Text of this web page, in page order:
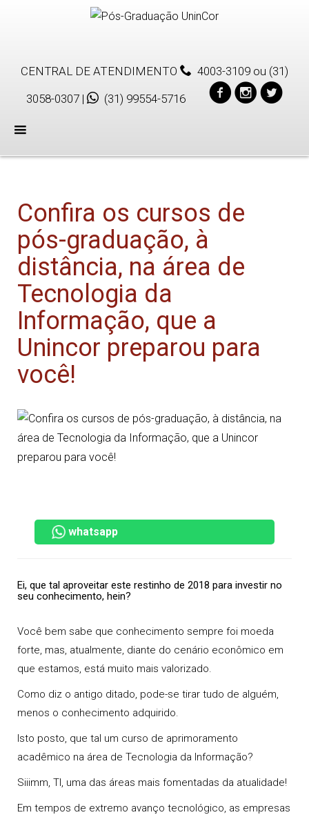
CENTRAL DE ATENDIMENTO 4003-3109 ou (31)
3058-0307 | (31) 99554-5716
Menu
Confira os cursos de
pós-graduação, à
distância, na área de
Tecnologia da
Informação, que a
Unincor preparou para
você!
whatsapp
Ei, que tal aproveitar este restinho de 2018 para investir no
seu conhecimento, hein?
Você bem sabe que conhecimento sempre foi moeda
forte, mas, atualmente, diante do cenário econômico em
que estamos, está muito mais valorizado.
Como diz o antigo ditado, pode-se tirar tudo de alguém,
menos o conhecimento adquirido.
Isto posto, que tal um curso de aprimoramento
acadêmico na área de Tecnologia da Informação?
Siiimm, TI, uma das áreas mais fomentadas da atualidade!
Em tempos de extremo avanço tecnológico, as empresas